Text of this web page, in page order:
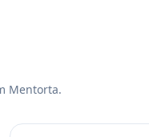
Mentorta.